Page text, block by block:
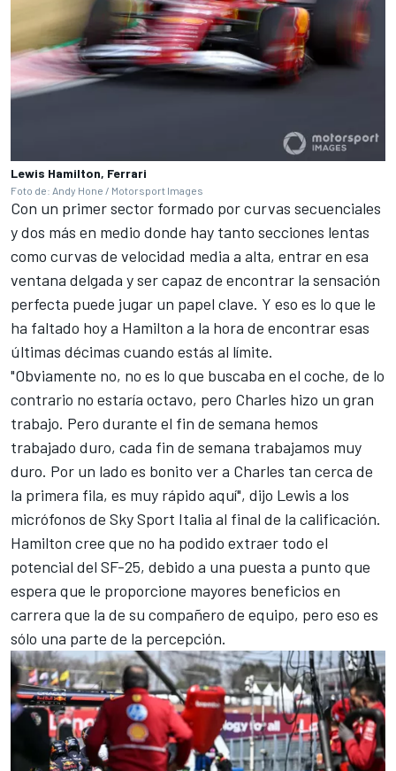
Lewis Hamilton, Ferrari
Foto de: Andy Hone / Motorsport Images
Con un primer sector formado por curvas secuenciales
y dos más en medio donde hay tanto secciones lentas
como curvas de velocidad media a alta, entrar en esa
ventana delgada y ser capaz de encontrar la sensación
perfecta puede jugar un papel clave. Y eso es lo que le
ha faltado hoy a Hamilton a la hora de encontrar esas
últimas décimas cuando estás al límite.
"Obviamente no, no es lo que buscaba en el coche, de lo
contrario no estaría octavo, pero Charles hizo un gran
trabajo. Pero durante el fin de semana hemos
trabajado duro, cada fin de semana trabajamos muy
duro. Por un lado es bonito ver a Charles tan cerca de
la primera fila, es muy rápido aquí", dijo Lewis a los
micrófonos de Sky Sport Italia al final de la calificación.
Hamilton cree que no ha podido extraer todo el
potencial del SF-25, debido a una puesta a punto que
espera que le proporcione mayores beneficios en
carrera que la de su compañero de equipo, pero eso es
sólo una parte de la percepción.